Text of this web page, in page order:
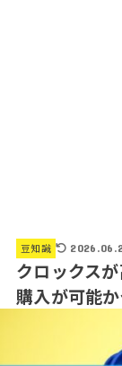
豆知識
クロックス
購入が可能